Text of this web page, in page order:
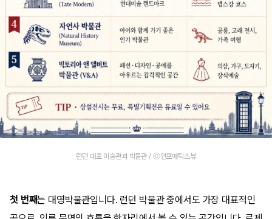
런던 대표 미술관과 박물관 / ⓒ인포매틱스뷰
첫 번째는 대영박물관입니다. 런던 박물관 중에서도 가장 대표적인